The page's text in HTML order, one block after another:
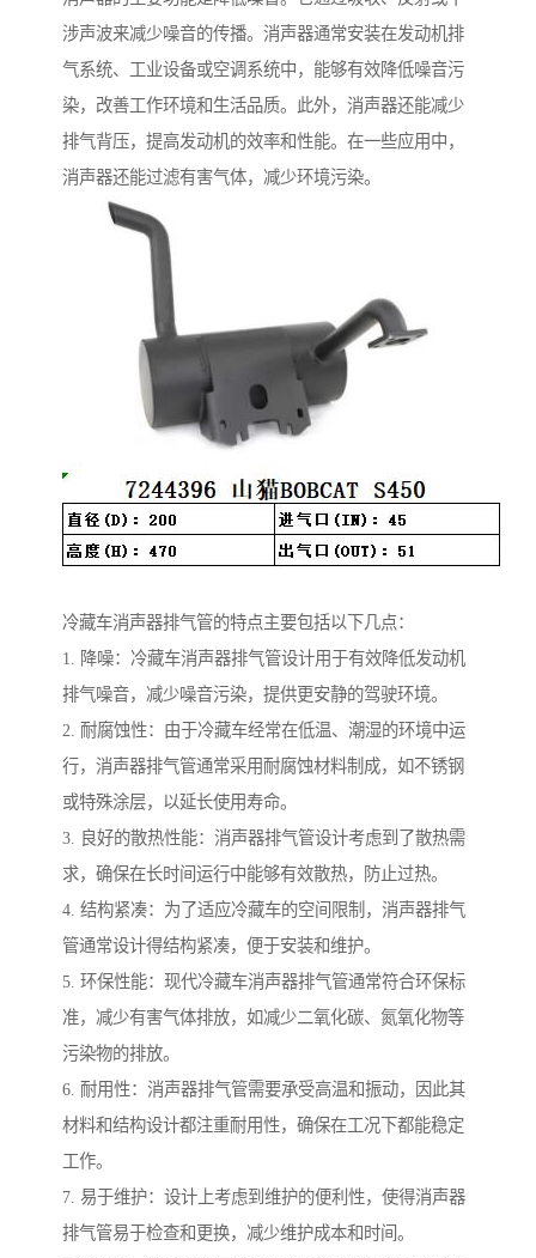
涉声波来减少噪音的传播。消声器通常安装在发动机排
气系统、工业设备或空调系统中，能够有效降低噪音污
染，改善工作环境和生活品质。此外，消声器还能减少
排气背压，提高发动机的效率和性能。在一些应用中，
消声器还能过滤有害气体，减少环境污染。
冷藏车消声器排气管的特点主要包括以下几点：
1. 降噪：冷藏车消声器排气管设计用于有效降低发动机
排气噪音，减少噪音污染，提供更安静的驾驶环境。
2. 耐腐蚀性：由于冷藏车经常在低温、潮湿的环境中运
行，消声器排气管通常采用耐腐蚀材料制成，如不锈钢
或特殊涂层，以延长使用寿命。
3. 良好的散热性能：消声器排气管设计考虑到了散热需
求，确保在长时间运行中能够有效散热，防止过热。
4. 结构紧凑：为了适应冷藏车的空间限制，消声器排气
管通常设计得结构紧凑，便于安装和维护。
5. 环保性能：现代冷藏车消声器排气管通常符合环保标
准，减少有害气体排放，如减少二氧化碳、氮氧化物等
污染物的排放。
6. 耐用性：消声器排气管需要承受高温和振动，因此其
材料和结构设计都注重耐用性，确保在工况下都能稳定
工作。
7. 易于维护：设计上考虑到维护的便利性，使得消声器
排气管易于检查和更换，减少维护成本和时间。